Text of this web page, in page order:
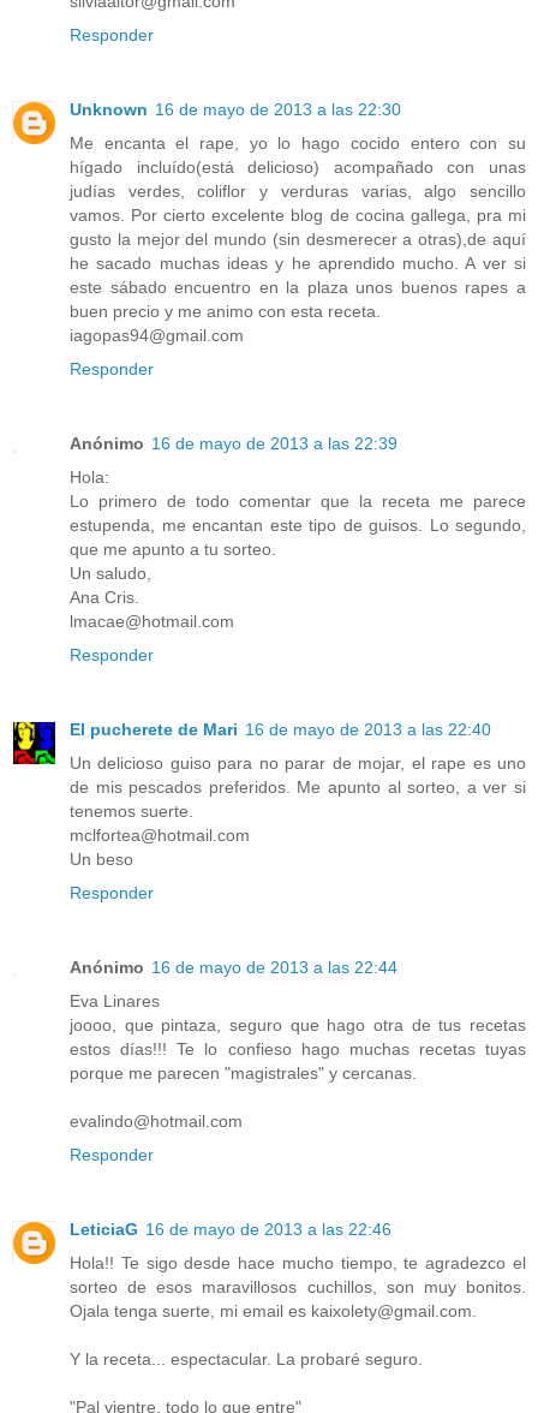
Responder
Unknown 16 de mayo de 2013 a las 22:30
Me encanta el rape, yo lo hago cocido entero con su
hígado incluído(está delicioso) acompañado con unas
judías verdes, coliflor y verduras varias, algo sencillo
vamos. Por cierto excelente blog de cocina gallega, pra mi
gusto la mejor del mundo (sin desmerecer a otras),de aquí
he sacado muchas ideas y he aprendido mucho. A ver si
este sábado encuentro en la plaza unos buenos rapes a
buen precio y me animo con esta receta.
iagopas94@gmail.com
Responder
Anónimo 16 de mayo de 2013 a las 22:39
Hola:
Lo primero de todo comentar que la receta me parece
estupenda, me encantan este tipo de guisos. Lo segundo,
que me apunto a tu sorteo.
Un saludo,
Ana Cris.
lmacae@hotmail.com
Responder
El pucherete de Mari 16 de mayo de 2013 a las 22:40
Un delicioso guiso para no parar de mojar, el rape es uno
de mis pescados preferidos. Me apunto al sorteo, a ver si
tenemos suerte.
mclfortea@hotmail.com
Un beso
Responder
Anónimo 16 de mayo de 2013 a las 22:44
Eva Linares
joooo, que pintaza, seguro que hago otra de tus recetas
estos días!!! Te lo confieso hago muchas recetas tuyas
porque me parecen "magistrales" y cercanas.
evalindo@hotmail.com
Responder
LeticiaG 16 de mayo de 2013 a las 22:46
Hola!! Te sigo desde hace mucho tiempo, te agradezco el
sorteo de esos maravillosos cuchillos, son muy bonitos.
Ojala tenga suerte, mi email es kaixolety@gmail.com.
Y la receta... espectacular. La probaré seguro.
"Pal vientre, todo lo que entre"